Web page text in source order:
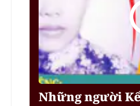
Những người